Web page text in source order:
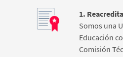
1.
Somos una
Educación
Comisión